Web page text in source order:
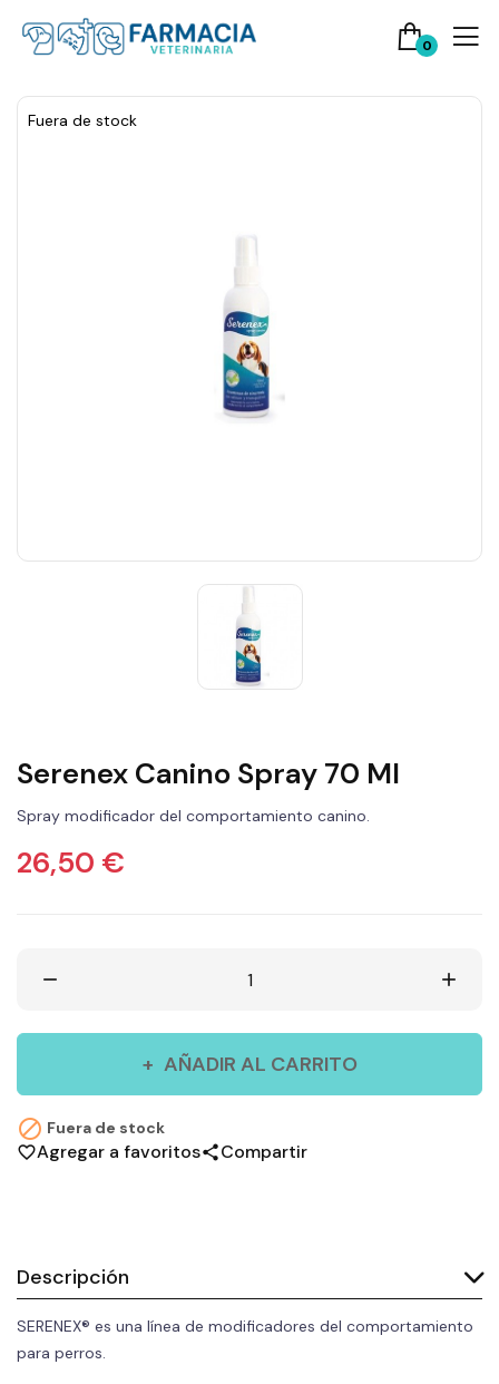
0
Fuera de stock
Serenex Canino Spray 70 Ml
Spray modificador del comportamiento canino.
26,50 €
remove add
AÑADIR AL CARRITO
 Fuera de stock
favorite_borderAgregar a favoritosshareCompartir
Descripción
SERENEX® es una línea de modificadores del comportamiento
para perros.